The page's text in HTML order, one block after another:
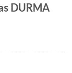
DURMA